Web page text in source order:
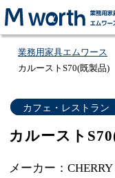
業務用家具エムワース
カルーストS70(既製品
カフェ・レストラン
カルースト
メーカー：